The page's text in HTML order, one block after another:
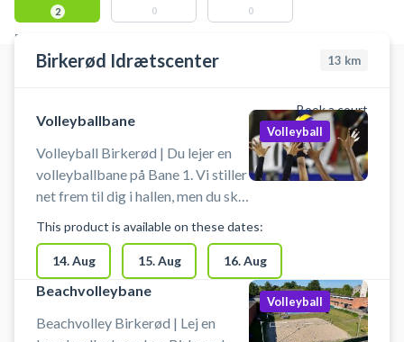
2 0 0
FACILITIES WITH AVAILABLE ACTIVITIES
Birkerød Idrætscenter 13 km
Book a court
Volleyballbane
Volleyball Birkerød | Du lejer en
volleyballbane på Bane 1. Vi stiller
net frem til dig i hallen, men du skal
yderligere udstyr, så husk at
medbringe bolde. Der er mulighed
for omklædning og bad.
Volleyball
This product is available on these dates:
14. Aug 15. Aug 16. Aug
Beachvolleybane
Beachvolley Birkerød | Lej en
Volleyball